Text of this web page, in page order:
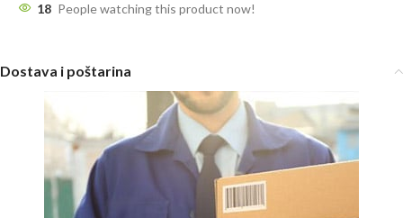
18 People watching this product now!
Dostava i poštarina